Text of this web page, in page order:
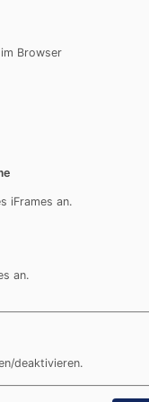
Kinder
Browser
iFrames an.
an.
deaktivieren.